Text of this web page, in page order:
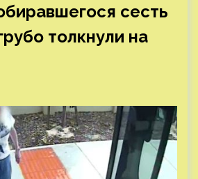
сесть
толкнули на